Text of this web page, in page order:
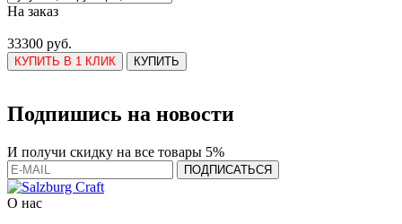
На заказ
33300 руб.
КУПИТЬ В 1 КЛИК КУПИТЬ
Подпишись на новости
И получи скидку на все товары 5%
О нас